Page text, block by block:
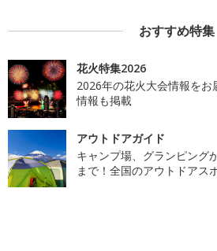
おすすめ特集
花火特集2026
2026年の花火大会情報を
情報も掲載
アウトドアガイド
キャンプ場、グランピング
まで！全国のアウトドアス